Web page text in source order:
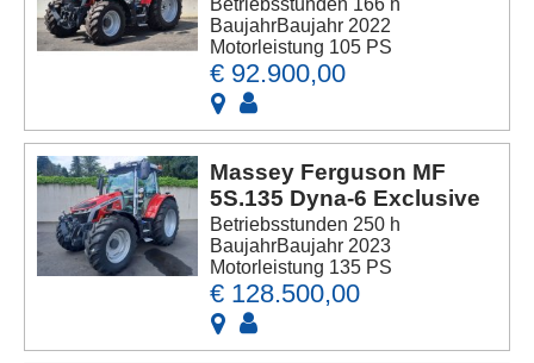
Betriebsstunden 166 h
BaujahrBaujahr 2022
Motorleistung 105 PS
€ 92.900,00
Massey Ferguson MF
5S.135 Dyna-6 Exclusive
Betriebsstunden 250 h
BaujahrBaujahr 2023
Motorleistung 135 PS
€ 128.500,00